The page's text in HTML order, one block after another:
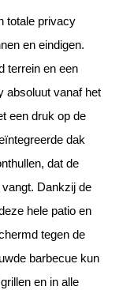
totale privacy
en eindigen.
terrein en een
absoluut vanaf het
een druk op de
dak
dat de
Dankzij de
hele patio en
tegen de
barbecue kun
en in alle